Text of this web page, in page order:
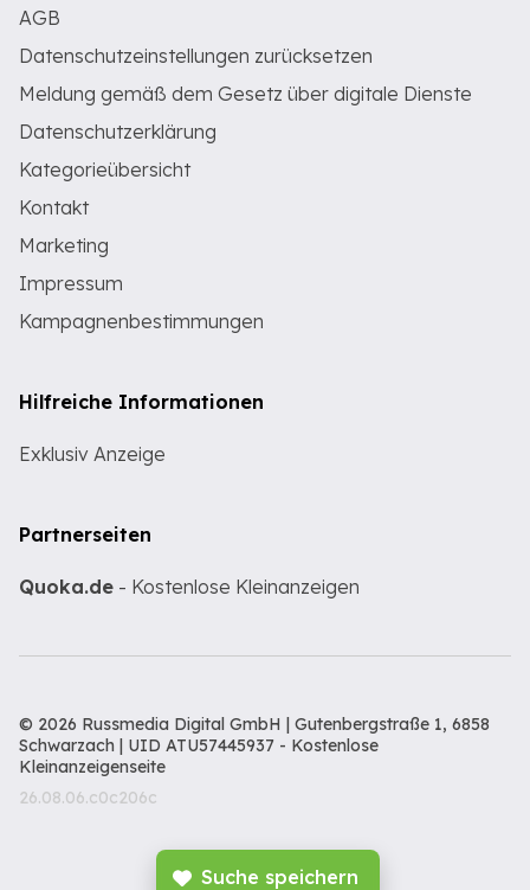
Suche speichern
AGB
Datenschutzeinstellungen zurücksetzen
Meldung gemäß dem Gesetz über digitale Dienste
Datenschutzerklärung
Kategorieübersicht
Kontakt
Marketing
Impressum
Kampagnenbestimmungen
Hilfreiche Informationen
Exklusiv Anzeige
Partnerseiten
Quoka.de - Kostenlose Kleinanzeigen
© 2026 Russmedia Digital GmbH | Gutenbergstraße 1, 6858
Schwarzach | UID ATU57445937 - Kostenlose
Kleinanzeigenseite
26.08.06.c0c206c